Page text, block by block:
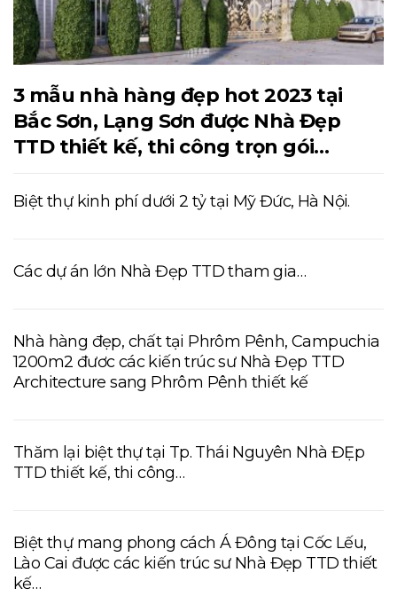
3 mẫu nhà hàng đẹp hot 2023 tại
Bắc Sơn, Lạng Sơn được Nhà Đẹp
TTD thiết kế, thi công trọn gói…
Biệt thự kinh phí dưới 2 tỷ tại Mỹ Đức, Hà Nội.
Các dự án lớn Nhà Đẹp TTD tham gia…
Nhà hàng đẹp, chất tại Phrôm Pênh, Campuchia
1200m2 đươc các kiến trúc sư Nhà Đẹp TTD
Architecture sang Phrôm Pênh thiết kế
Thăm lại biệt thự tại Tp. Thái Nguyên Nhà ĐẸp
TTD thiết kế, thi công…
Biệt thự mang phong cách Á Đông tại Cốc Lếu,
Lào Cai được các kiến trúc sư Nhà Đẹp TTD thiết
kế…